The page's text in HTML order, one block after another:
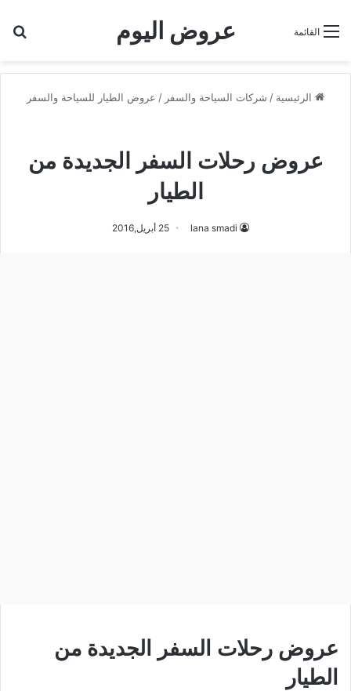
عروض اليوم القائمة
الرئيسية / شركات السياحة والسفر / عروض الطيار للسياحة والسفر
عروض رحلات السفر الجديدة من
الطيار
lana smadi 25 أبريل,2016
عروض رحلات السفر الجديدة من
الطيار